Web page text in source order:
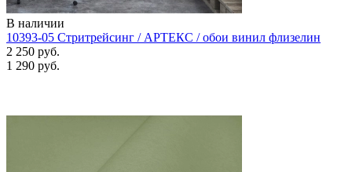
В наличии
10393-05 Стритрейсинг / АРТЕКС / обои винил флизелин
2 250 руб.
1 290 руб.